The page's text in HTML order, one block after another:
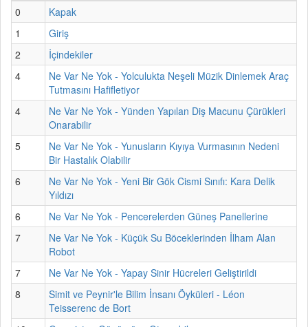
0
Kapak
1
Giriş
2
İçindekiler
4
Ne Var Ne Yok - Yolculukta Neşeli Müzik Dinlemek Araç
Tutmasını Hafifletiyor
4
Ne Var Ne Yok - Yünden Yapılan Diş Macunu Çürükleri
Onarabilir
5
Ne Var Ne Yok - Yunusların Kıyıya Vurmasının Nedeni
Bir Hastalık Olabilir
6
Ne Var Ne Yok - Yeni Bir Gök Cismi Sınıfı: Kara Delik
Yıldızı
6
Ne Var Ne Yok - Pencerelerden Güneş Panellerine
7
Ne Var Ne Yok - Küçük Su Böceklerinden İlham Alan
Robot
7
Ne Var Ne Yok - Yapay Sinir Hücreleri Geliştirildi
8
Simit ve Peynir'le Bilim İnsanı Öyküleri - Léon
Teisserenc de Bort